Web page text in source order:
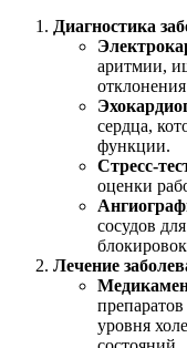
Диагностика
аритмии,
сердца,
функции.
Стресс-
оценки
сосудов
Лечение
уровня